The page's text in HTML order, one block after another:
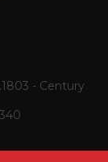
- Century